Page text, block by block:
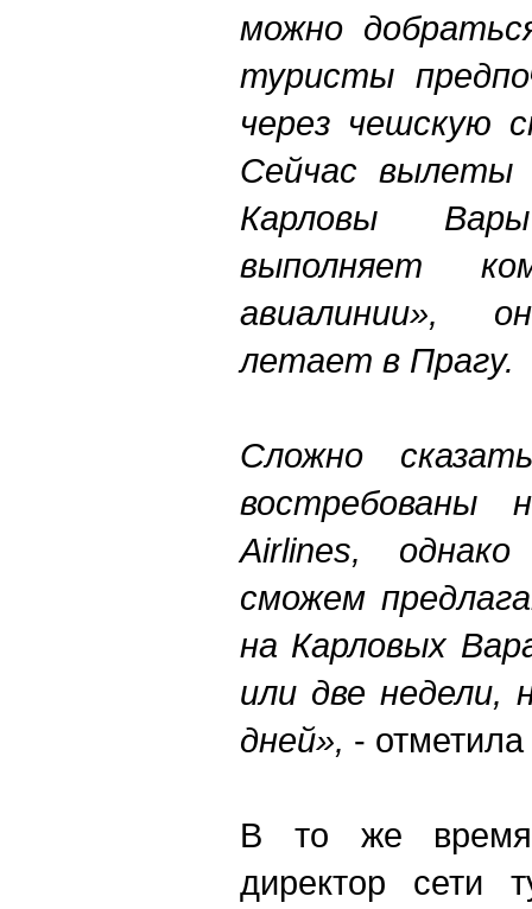
можно
туристы
через чешскую
Сейчас вылеты
Карловы
выполняет
авиалинии»,
летает в Прагу.
Сложно
востребованы
Airlines,
сможем
на Карловых
или две недели,
дней», - отметила
В то же
директор сети